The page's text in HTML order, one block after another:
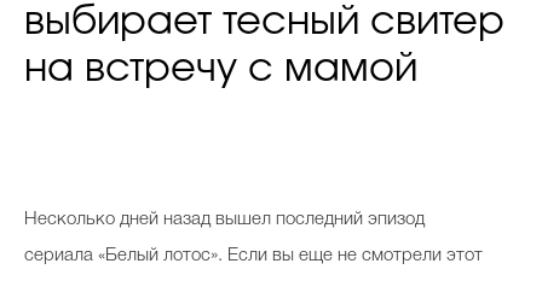
выбирает тесный свитер
на встречу с мамой
Несколько дней назад вышел последний эпизод
сериала «Белый лотос». Если вы еще не смотрели этот